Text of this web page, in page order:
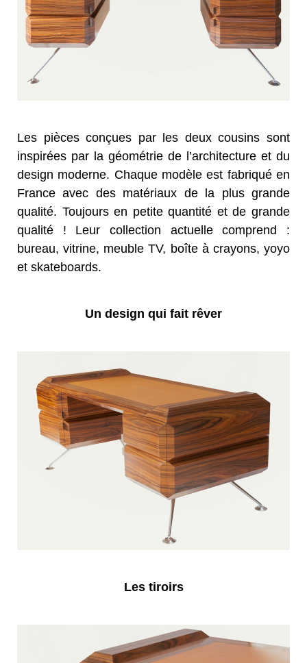
Les pièces conçues par les deux cousins sont
inspirées par la géométrie de l’architecture et du
design moderne. Chaque modèle est fabriqué en
France avec des matériaux de la plus grande
qualité. Toujours en petite quantité et de grande
qualité ! Leur collection actuelle comprend :
bureau, vitrine, meuble TV, boîte à crayons, yoyo
et skateboards.
Un design qui fait rêver
Les tiroirs